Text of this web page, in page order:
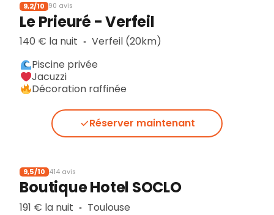
9,2/10 90 avis
Le Prieuré - Verfeil
140 € la nuit ▪︎ Verfeil (20km)
Piscine privée
Jacuzzi
Décoration raffinée
Réserver maintenant
9,5/10 414 avis
Boutique Hotel SOCLO
191 € la nuit ▪︎ Toulouse